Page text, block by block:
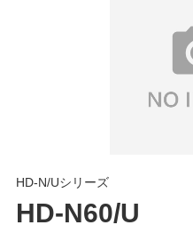
HD-N/Uシリーズ
HD-N60/U